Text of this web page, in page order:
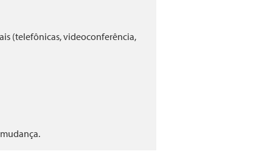
(telefônicas, videoconferência,